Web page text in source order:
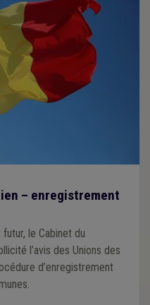
– enregistrement
le Cabinet du
l’avis des Unions des